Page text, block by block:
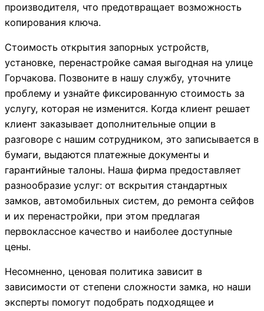
производителя, что предотвращает возможность
копирования ключа.
Стоимость открытия запорных устройств,
установке, перенастройке самая выгодная на улице
Горчакова. Позвоните в нашу службу, уточните
проблему и узнайте фиксированную стоимость за
услугу, которая не изменится. Когда клиент решает
клиент заказывает дополнительные опции в
разговоре с нашим сотрудником, это записывается в
бумаги, выдаются платежные документы и
гарантийные талоны. Наша фирма предоставляет
разнообразие услуг: от вскрытия стандартных
замков, автомобильных систем, до ремонта сейфов
и их перенастройки, при этом предлагая
первоклассное качество и наиболее доступные
цены.
Несомненно, ценовая политика зависит в
зависимости от степени сложности замка, но наши
эксперты помогут подобрать подходящее и